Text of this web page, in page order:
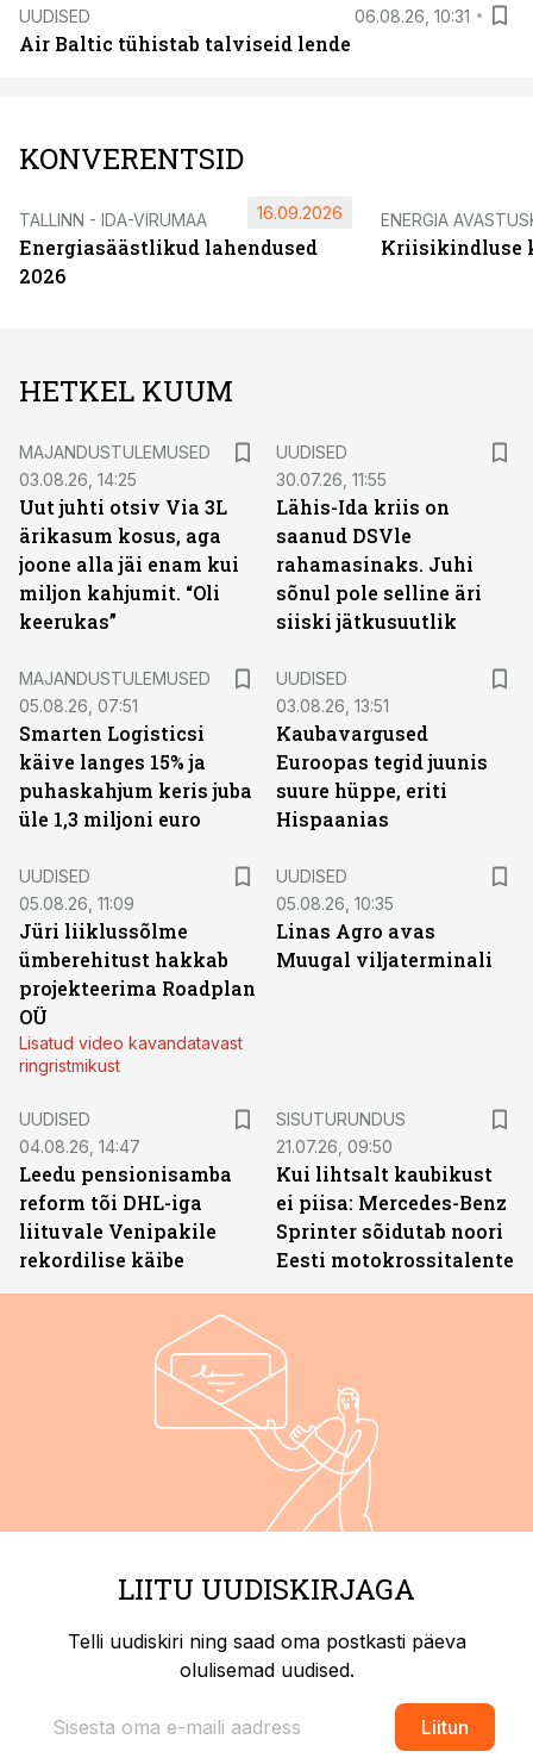
UUDISED 06.08.26, 10:31
Air Baltic tühistab talviseid lende
KONVERENTSID
TALLINN - IDA-VIRUMAA
Energiasäästlikud lahendused
2026
16.09.2026 ENERGIA
Kriisikindluse
HETKEL KUUM
MAJANDUSTULEMUSED
03.08.26, 14:25
Uut juhti otsiv Via 3L
ärikasum kosus, aga
joone alla jäi enam kui
miljon kahjumit. “Oli
keerukas”
UUDISED
30.07.26, 11:55
Lähis-Ida kriis on
saanud DSVle
rahamasinaks. Juhi
sõnul pole selline äri
siiski jätkusuutlik
MAJANDUSTULEMUSED
05.08.26, 07:51
Smarten Logisticsi
käive langes 15% ja
puhaskahjum keris juba
üle 1,3 miljoni euro
UUDISED
03.08.26, 13:51
Kaubavargused
Euroopas tegid juunis
suure hüppe, eriti
Hispaanias
UUDISED
05.08.26, 11:09
Jüri liiklussõlme
ümberehitust hakkab
projekteerima Roadplan
OÜ
Lisatud video kavandatavast
ringristmikust
UUDISED
05.08.26, 10:35
Linas Agro avas
Muugal viljaterminali
UUDISED
04.08.26, 14:47
Leedu pensionisamba
reform tõi DHL-iga
liituvale Venipakile
rekordilise käibe
SISUTURUNDUS
21.07.26, 09:50
Kui lihtsalt kaubikust
ei piisa: Mercedes-Benz
Sprinter sõidutab noori
Eesti motokrossitalente
LIITU UUDISKIRJAGA
Telli uudiskiri ning saad oma postkasti päeva
olulisemad uudised.
Liitun